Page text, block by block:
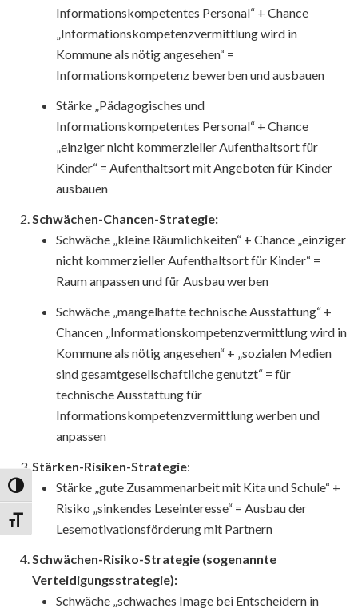
Umschalten auf hohe Kontraste
Schrift vergrößern
Informationskompetentes Personal“ + Chance
„Informationskompetenzvermittlung wird in
Kommune als nötig angesehen“ =
Informationskompetenz bewerben und ausbauen
Stärke „Pädagogisches und
Informationskompetentes Personal“ + Chance
„einziger nicht kommerzieller Aufenthaltsort für
Kinder“ = Aufenthaltsort mit Angeboten für Kinder
ausbauen
Schwächen-Chancen-Strategie:
Schwäche „kleine Räumlichkeiten“ + Chance „einziger
nicht kommerzieller Aufenthaltsort für Kinder“ =
Raum anpassen und für Ausbau werben
Schwäche „mangelhafte technische Ausstattung“ +
Chancen „Informationskompetenzvermittlung wird in
Kommune als nötig angesehen“ + „sozialen Medien
sind gesamtgesellschaftliche genutzt“ = für
technische Ausstattung für
Informationskompetenzvermittlung werben und
anpassen
Stärken-Risiken-Strategie:
Stärke „gute Zusammenarbeit mit Kita und Schule“ +
Risiko „sinkendes Leseinteresse“ = Ausbau der
Lesemotivationsförderung mit Partnern
Schwächen-Risiko-Strategie (sogenannte
Verteidigungsstrategie):
Schwäche „schwaches Image bei Entscheidern in